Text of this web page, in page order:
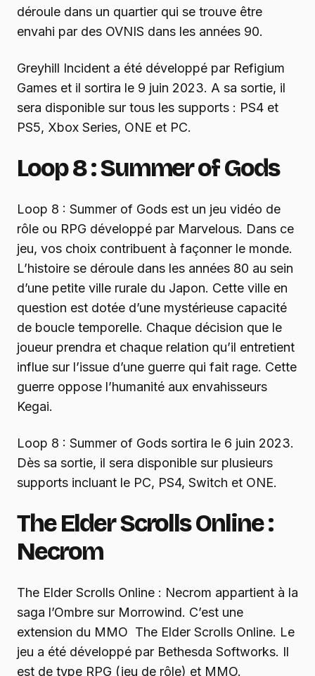
déroule dans un quartier qui se trouve être
envahi par des OVNIS dans les années 90.
Greyhill Incident a été développé par Refigium
Games et il sortira le 9 juin 2023. A sa sortie, il
sera disponible sur tous les supports : PS4 et
PS5, Xbox Series, ONE et PC.
Loop 8 : Summer of Gods
Loop 8 : Summer of Gods est un jeu vidéo de
rôle ou RPG développé par Marvelous. Dans ce
jeu, vos choix contribuent à façonner le monde.
L’histoire se déroule dans les années 80 au sein
d’une petite ville rurale du Japon. Cette ville en
question est dotée d’une mystérieuse capacité
de boucle temporelle. Chaque décision que le
joueur prendra et chaque relation qu’il entretient
influe sur l’issue d’une guerre qui fait rage. Cette
guerre oppose l’humanité aux envahisseurs
Kegai.
Loop 8 : Summer of Gods sortira le 6 juin 2023.
Dès sa sortie, il sera disponible sur plusieurs
supports incluant le PC, PS4, Switch et ONE.
The Elder Scrolls Online :
Necrom
The Elder Scrolls Online : Necrom appartient à la
saga l’Ombre sur Morrowind. C’est une
extension du MMO The Elder Scrolls Online. Le
jeu a été développé par Bethesda Softworks. Il
est de type RPG (jeu de rôle) et MMO.